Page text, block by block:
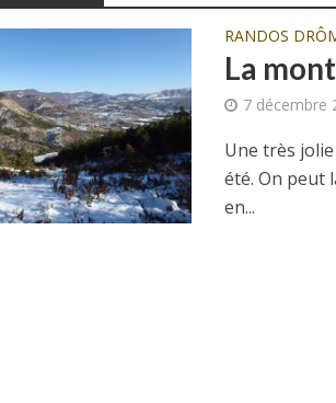
RANDOS
La
7 décembre
Une très
été. On peut
en...